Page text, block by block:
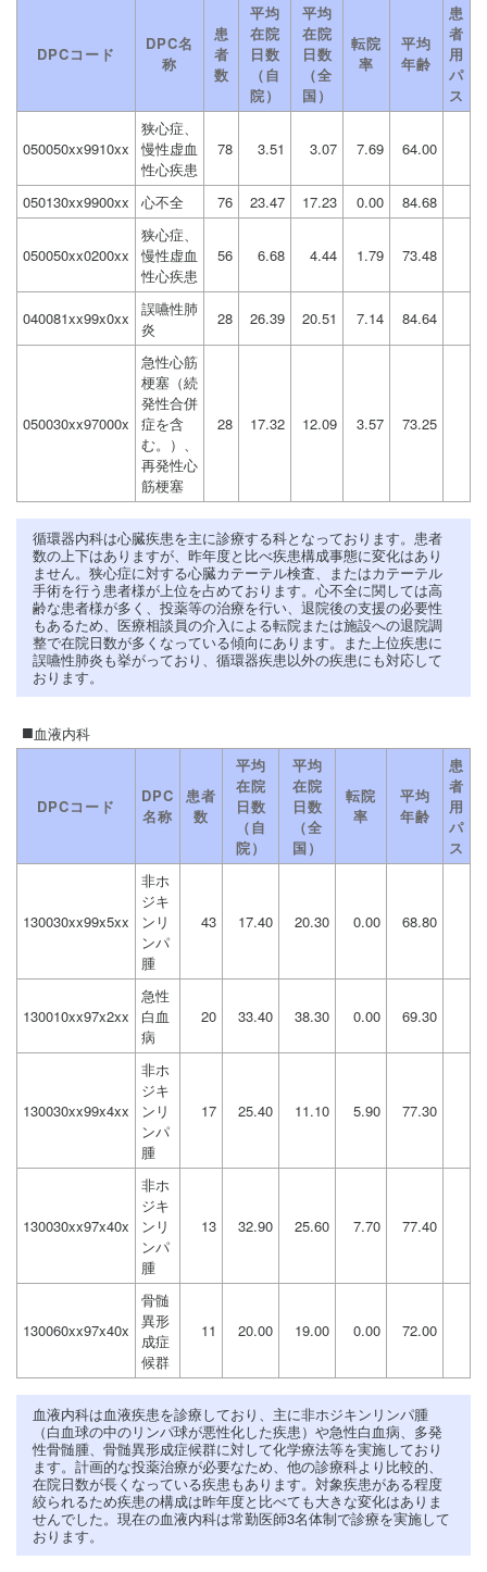
DPCコード
DPC名
称
患
者
数
平均
在院
日数
（自
院）
平均
在院
日数
（全
国）
転院
率
平均
年齢
患
者
用
パ
ス
050050xx9910xx
狭心症、
慢性虚血
性心疾患
78 3.51 3.07 7.69 64.00
050130xx9900xx 心不全 76 23.47 17.23 0.00 84.68
050050xx0200xx
狭心症、
慢性虚血
性心疾患
56 6.68 4.44 1.79 73.48
040081xx99x0xx
誤嚥性肺
炎
28 26.39 20.51 7.14 84.64
050030xx97000x
急性心筋
梗塞（続
発性合併
症を含
む。）、
再発性心
筋梗塞
28 17.32 12.09 3.57 73.25
循環器内科は心臓疾患を主に診療する科となっております。患者
数の上下はありますが、昨年度と比べ疾患構成事態に変化はあり
ません。狭心症に対する心臓カテーテル検査、またはカテーテル
手術を行う患者様が上位を占めております。心不全に関しては高
齢な患者様が多く、投薬等の治療を行い、退院後の支援の必要性
もあるため、医療相談員の介入による転院または施設への退院調
整で在院日数が多くなっている傾向にあります。また上位疾患に
誤嚥性肺炎も挙がっており、循環器疾患以外の疾患にも対応して
おります。
血液内科
DPCコード
DPC
名称
患者
数
平均
在院
日数
（自
院）
平均
在院
日数
（全
国）
転院
率
平均
年齢
患
者
用
パ
ス
130030xx99x5xx
非ホ
ジキ
ンリ
ンパ
腫
43 17.40 20.30 0.00 68.80
130010xx97x2xx
急性
白血
病
20 33.40 38.30 0.00 69.30
130030xx99x4xx
非ホ
ジキ
ンリ
ンパ
腫
17 25.40 11.10 5.90 77.30
130030xx97x40x
非ホ
ジキ
ンリ
ンパ
腫
13 32.90 25.60 7.70 77.40
130060xx97x40x
骨髄
異形
成症
候群
11 20.00 19.00 0.00 72.00
血液内科は血液疾患を診療しており、主に非ホジキンリンパ腫
（白血球の中のリンパ球が悪性化した疾患）や急性白血病、多発
性骨髄腫、骨髄異形成症候群に対して化学療法等を実施しており
ます。計画的な投薬治療が必要なため、他の診療科より比較的、
在院日数が長くなっている疾患もあります。対象疾患がある程度
絞られるため疾患の構成は昨年度と比べても大きな変化はありま
せんでした。現在の血液内科は常勤医師3名体制で診療を実施して
おります。